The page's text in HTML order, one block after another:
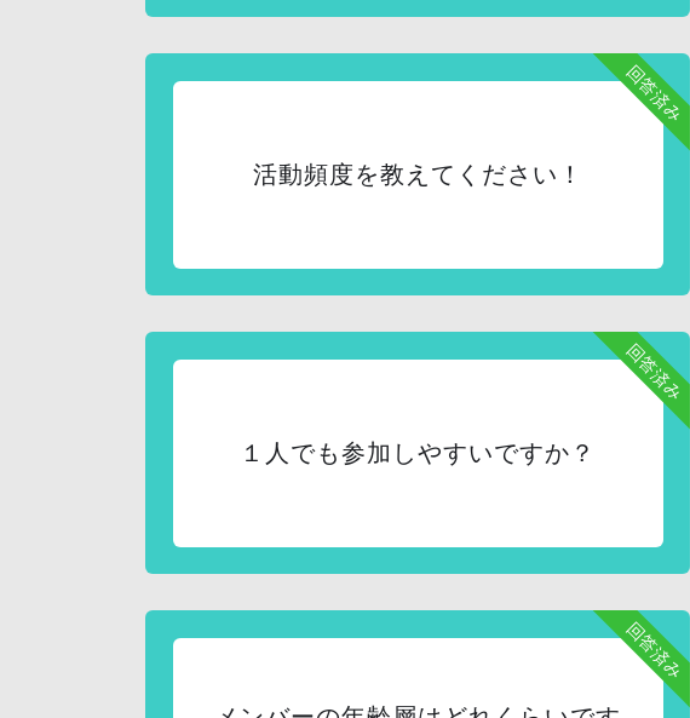
回答済み
活動頻度を教えてください！
回答済み
１人でも参加しやすいですか？
回答済み